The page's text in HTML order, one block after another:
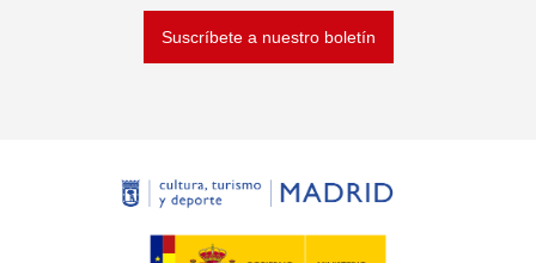
Suscríbete a nuestro boletín